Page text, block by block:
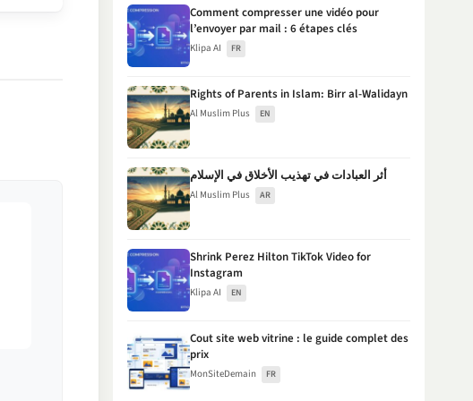
Comment compresser une vidéo pour
l’envoyer par mail : 6 étapes clés
Klipa AI FR
Rights of Parents in Islam: Birr al-Walidayn
Al Muslim Plus EN
أثر العبادات في تهذيب الأخلاق في الإسلام
Al Muslim Plus AR
Shrink Perez Hilton TikTok Video for
Instagram
Klipa AI EN
Cout site web vitrine : le guide complet des
prix
MonSiteDemain FR